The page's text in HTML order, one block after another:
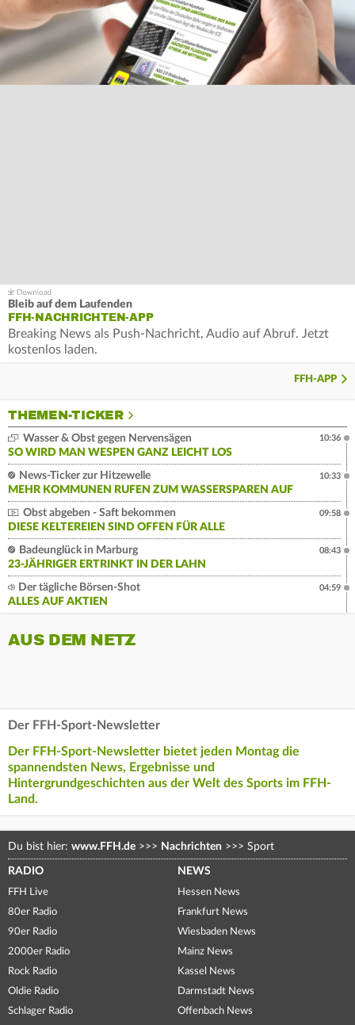
Bleib auf dem Laufenden
FFH-NACHRICHTEN-APP
Breaking News als Push-Nachricht, Audio auf Abruf. Jetzt
kostenlos laden.
FFH-APP
THEMEN-TICKER
Wasser & Obst gegen Nervensägen
SO WIRD MAN WESPEN GANZ LEICHT LOS
10:36
News-Ticker zur Hitzewelle
MEHR KOMMUNEN RUFEN ZUM WASSERSPAREN AUF
10:33
Obst abgeben - Saft bekommen
DIESE KELTEREIEN SIND OFFEN FÜR ALLE
09:58
Badeunglück in Marburg
23-JÄHRIGER ERTRINKT IN DER LAHN
08:43
Der tägliche Börsen-Shot
ALLES AUF AKTIEN
04:59
AUS DEM NETZ
Der FFH-Sport-Newsletter
Der FFH-Sport-Newsletter bietet jeden Montag die
spannendsten News, Ergebnisse und
Hintergrundgeschichten aus der Welt des Sports im FFH-
Land.
Du bist hier: www.FFH.de >>> Nachrichten >>> Sport
RADIO
FFH Live
80er Radio
90er Radio
2000er Radio
Rock Radio
Oldie Radio
Schlager Radio
NEWS
Hessen News
Frankfurt News
Wiesbaden News
Mainz News
Kassel News
Darmstadt News
Offenbach News